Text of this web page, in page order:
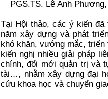
PGS.TS. Lê Anh
Tại Hội thảo, các ý kiến
năm xây dựng và phát
khó khăn, vướng mắc,
kiến nghị nhiều giải pháp
chính, đổi mới quản trị và
tài…, nhằm xây dựng đại
cứu khoa học và chuyển